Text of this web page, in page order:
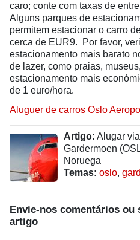
caro; conte com taxas de
Alguns parques de
permitem estacionar o carro
cerca de EUR9. Por favor,
estacionamento mais barato
de lazer, como praias,
estacionamento mais
de 1 euro/hora.
Aluguer de carros Oslo
Artigo: Alugar
Gardermoen
Noruega
Temas: oslo,
Envie-nos comentários ou
artigo